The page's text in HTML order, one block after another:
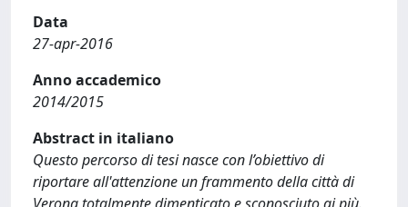
Data
27-apr-2016
Anno accademico
2014/2015
Abstract in italiano
Questo percorso di tesi nasce con l’obiettivo di
riportare all'attenzione un frammento della città di